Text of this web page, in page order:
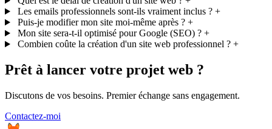
Les emails professionnels sont-ils vraiment inclus ? +
Puis-je modifier mon site moi-même après ? +
Mon site sera-t-il optimisé pour Google (SEO) ? +
Combien coûte la création d'un site web professionnel ? +
Prêt à lancer votre projet web ?
Discutons de vos besoins. Premier échange sans engagement.
Contactez-moi